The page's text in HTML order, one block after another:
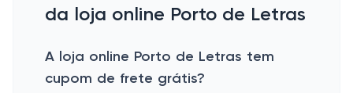
da loja online Porto de Letras
A loja online Porto de Letras tem
cupom de frete grátis?